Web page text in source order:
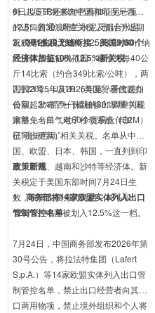
外，USTR还拟对巴西加征另一项
12.5%的301调查关税，预计于近期
正式落地。
6日起正式将来自中国和印度尼西亚
的进口普通波特兰水泥及混合水泥
（税号2523.29.90、2523.90.00）纳
入保障措施征税范围，标准为每40公
斤14比索（约合349比索/公吨），两
国因2025年及2026年第一季度进口
份额超3%豁免门槛被移出发展中国
家豁免名单，电子移动系统（E2M）
已同步更新。
3、301关税无缝衔接：美国对60个
经济体加征10%-12.5%新关税
7月23号，USTR（美国贸易代表办
公室）发布了一份新的301调查关税
清单，一口气对60个贸易伙伴加
征“强迫劳动”相关关税。名单从中
国、欧盟、日本、韩国，一直列到印
度、巴西、越南和沙特等经济体。新
关税定于美国东部时间7月24日生
效，税率主要分为两档，10%和
12.5%。中国被划入12.5%这一档。
政策新规
1、商务部将14家欧盟实体列入出口
管制管控名单
7月24日，中国商务部发布2026年第
30号公告，将拉法特集团（Lafert
S.p.A.）等14家欧盟实体列入出口管
制管控名单，禁止出口经营者向其出
口两用物项，禁止境外组织和个人将